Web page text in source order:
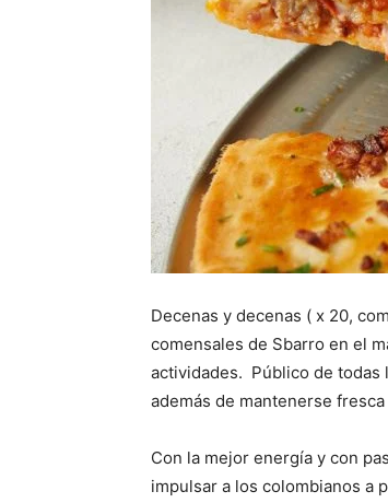
Decenas y decenas ( x 20,
comensales de Sbarro en el
actividades. Público de todas
además de mantenerse
Con la mejor energía y con
impulsar a los colombianos a